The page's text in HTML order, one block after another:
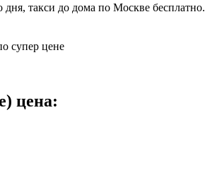
такси до дома по Москве бесплатно.
супер цене
цена: